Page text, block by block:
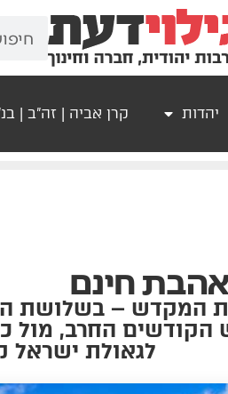
יהדות קרן אביה | זה"ב |
חינם
המקדש – בשלושת
הקודשים החרב, מול
לגאולת ישראל